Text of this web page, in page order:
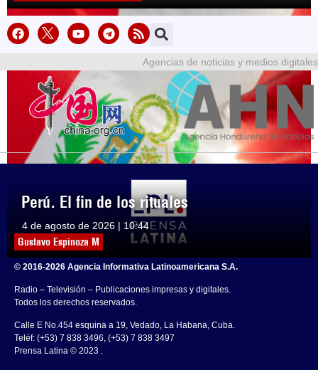
Perú. El fin de los rituales
4 de agosto de 2026 | 10:44
Gustavo Espinoza M
Agencias de noticias y medios digitales
© 2016-2026 Agencia Informativa Latinoamericana S.A.
Radio – Televisión – Publicaciones impresas y digitales.
Todos los derechos reservados.
Calle E No.454 esquina a 19, Vedado, La Habana, Cuba.
Teléf: (+53) 7 838 3496, (+53) 7 838 3497
Prensa Latina © 2023 .